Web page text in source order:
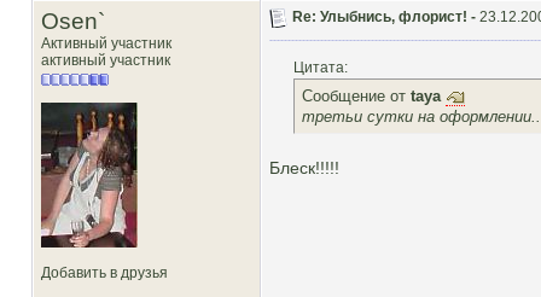
Osen`
Активный участник
активный участник
Добавить в друзья
Re: Улыбнись, флорист! -
Цитата:
Сообщение от taya
третьи сутки на
Блеск!!!!!